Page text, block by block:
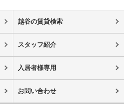
越谷の賃貸検索
スタッフ紹介
入居者様専用
お問い合わせ